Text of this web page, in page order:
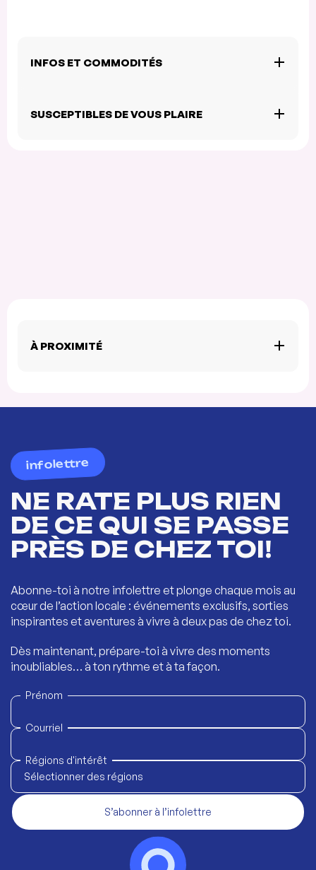
INFOS ET COMMODITÉS
SUSCEPTIBLES DE VOUS PLAIRE
À PROXIMITÉ
infolettre
NE RATE PLUS RIEN
DE CE QUI SE PASSE
PRÈS DE CHEZ TOI!
Abonne-toi à notre infolettre et plonge chaque mois au
cœur de l’action locale : événements exclusifs, sorties
inspirantes et aventures à vivre à deux pas de chez toi.
Dès maintenant, prépare-toi à vivre des moments
inoubliables… à ton rythme et à ta façon.
Prénom
Courriel
Régions d'intérêt
Sélectionner des régions
S’abonner à l’infolettre